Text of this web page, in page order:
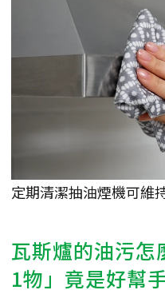
定期清潔抽油煙機可維
瓦斯爐的油污怎
1物」竟是好幫